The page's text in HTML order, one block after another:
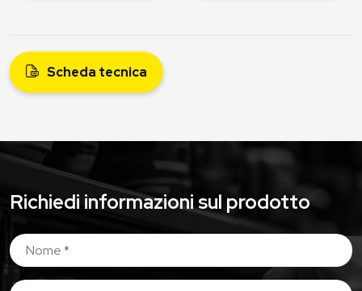
Scheda tecnica
Richiedi informazioni sul prodotto